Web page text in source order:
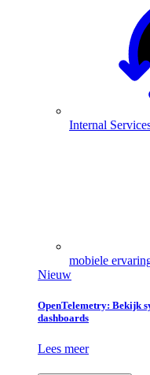
Internal
mobiele
Nieuw
OpenTelemetry: Bekijk
dashboards
Lees meer